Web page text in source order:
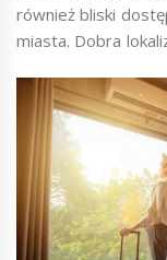
również bliski
miasta. Dobra